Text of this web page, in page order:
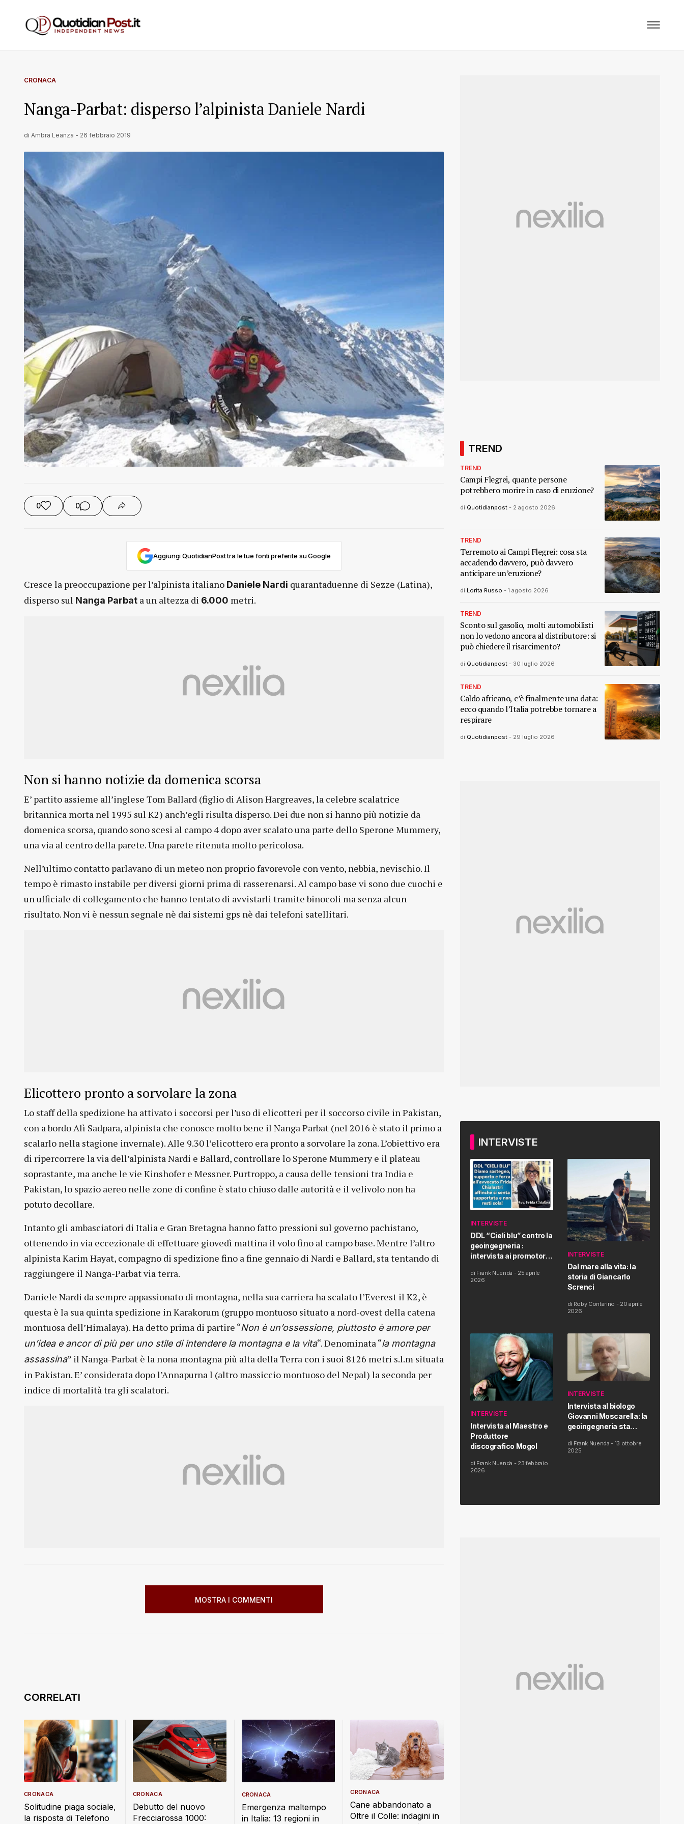
CRONACA
Nanga-Parbat: disperso l’alpinista Daniele Nardi
di Ambra Leanza - 26 febbraio 2019
0 0
Aggiungi QuotidianPost tra le tue fonti preferite su Google
Cresce la preoccupazione per l’alpinista italiano Daniele Nardi quarantaduenne di Sezze (Latina),
disperso sul Nanga Parbat a un altezza di 6.000 metri.
Non si hanno notizie da domenica scorsa
E’ partito assieme all’inglese Tom Ballard (figlio di Alison Hargreaves, la celebre scalatrice
britannica morta nel 1995 sul K2) anch’egli risulta disperso. Dei due non si hanno più notizie da
domenica scorsa, quando sono scesi al campo 4 dopo aver scalato una parte dello Sperone Mummery,
una via al centro della parete. Una parete ritenuta molto pericolosa.
Nell’ultimo contatto parlavano di un meteo non proprio favorevole con vento, nebbia, nevischio. Il
tempo è rimasto instabile per diversi giorni prima di rasserenarsi. Al campo base vi sono due cuochi e
un ufficiale di collegamento che hanno tentato di avvistarli tramite binocoli ma senza alcun
risultato. Non vi è nessun segnale nè dai sistemi gps nè dai telefoni satellitari.
Elicottero pronto a sorvolare la zona
Lo staff della spedizione ha attivato i soccorsi per l’uso di elicotteri per il soccorso civile in Pakistan,
con a bordo Alì Sadpara, alpinista che conosce molto bene il Nanga Parbat (nel 2016 è stato il primo a
scalarlo nella stagione invernale). Alle 9.30 l’elicottero era pronto a sorvolare la zona. L’obiettivo era
di ripercorrere la via dell’alpinista Nardi e Ballard, controllare lo Sperone Mummery e il plateau
soprastante, ma anche le vie Kinshofer e Messner. Purtroppo, a causa delle tensioni tra India e
Pakistan, lo spazio aereo nelle zone di confine è stato chiuso dalle autorità e il velivolo non ha
potuto decollare.
Intanto gli ambasciatori di Italia e Gran Bretagna hanno fatto pressioni sul governo pachistano,
ottenendo in via eccezionale di effettuare giovedì mattina il volo fino al campo base. Mentre l’altro
alpinista Karim Hayat, compagno di spedizione fino a fine gennaio di Nardi e Ballard, sta tentando di
raggiungere il Nanga-Parbat via terra.
Daniele Nardi da sempre appassionato di montagna, nella sua carriera ha scalato l’Everest il K2, è
questa è la sua quinta spedizione in Karakorum (gruppo montuoso situato a nord-ovest della catena
montuosa dell’Himalaya). Ha detto prima di partire “Non è un’ossessione, piuttosto è amore per
un’idea e ancor di più per uno stile di intendere la montagna e la vita“. Denominata “la montagna
assassina” il Nanga-Parbat è la nona montagna più alta della Terra con i suoi 8126 metri s.l.m situata
in Pakistan. E’ considerata dopo l’Annapurna l (altro massiccio montuoso del Nepal) la seconda per
indice di mortalità tra gli scalatori.
MOSTRA I COMMENTI
Solitudine piaga sociale,
la risposta di Telefono
CRONACA
Debutto del nuovo
Frecciarossa 1000:
CRONACA
Emergenza maltempo
in Italia: 13 regioni in
CRONACA
Cane abbandonato a
Oltre il Colle: indagini in
CRONACA
TREND
TREND
Campi Flegrei, quante persone
potrebbero morire in caso di eruzione?
di Quotidianpost - 2 agosto 2026
TREND
Terremoto ai Campi Flegrei: cosa sta
accadendo davvero, può davvero
anticipare un’eruzione?
di Lorita Russo - 1 agosto 2026
TREND
Sconto sul gasolio, molti automobilisti
non lo vedono ancora al distributore: si
può chiedere il risarcimento?
di Quotidianpost - 30 luglio 2026
TREND
Caldo africano, c’è finalmente una data:
ecco quando l’Italia potrebbe tornare a
respirare
di Quotidianpost - 29 luglio 2026
INTERVISTE
INTERVISTE
DDL “Cieli blu” contro la
geoingegneria :
intervista ai promotori
Proposta di Legge
di Frank Nuenda - 25 aprile
2026
INTERVISTE
Dal mare alla vita: la
storia di Giancarlo
Screnci
di Roby Contarino - 20 aprile
2026
INTERVISTE
Intervista al Maestro e
Produttore
discografico Mogol
di Frank Nuenda - 23 febbraio
2026
INTERVISTE
Intervista al biologo
Giovanni Moscarella: la
geoingegneria sta
salute dell’uomo
di Frank Nuenda - 13 ottobre
2025